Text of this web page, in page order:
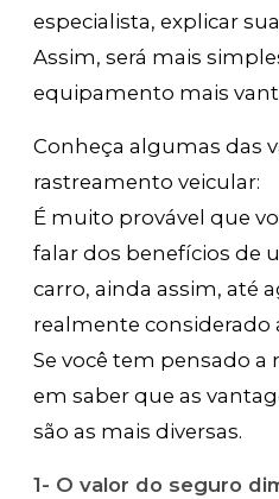
especialista, explicar
Assim, será mais
equipamento mais
Conheça algumas das
rastreamento veicular:
É muito provável que
falar dos benefícios de
carro, ainda assim, até
realmente considerado
Se você tem pensado a
em saber que as
são as mais diversas.
1- O valor do seguro